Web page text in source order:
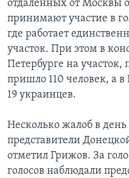
отдаленных от Москвы
принимают участие в
где работает
участок. При этом в
Петербурге на
пришло 110 человек, а
19 украинцев.
Несколько жалоб в
представители
отметил Грижов. За
голосов наблюдали